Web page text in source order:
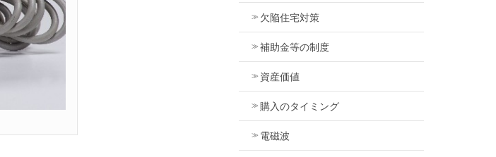
欠陥住宅対策
補助金等の制度
資産価値
購入のタイミング
電磁波